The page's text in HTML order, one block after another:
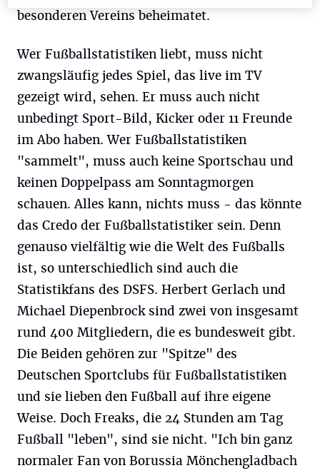
besonderen Vereins beheimatet.
Wer Fußballstatistiken liebt, muss nicht
zwangsläufig jedes Spiel, das live im TV
gezeigt wird, sehen. Er muss auch nicht
unbedingt Sport-Bild, Kicker oder 11 Freunde
im Abo haben. Wer Fußballstatistiken
"sammelt", muss auch keine Sportschau und
keinen Doppelpass am Sonntagmorgen
schauen. Alles kann, nichts muss - das könnte
das Credo der Fußballstatistiker sein. Denn
genauso vielfältig wie die Welt des Fußballs
ist, so unterschiedlich sind auch die
Statistikfans des DSFS. Herbert Gerlach und
Michael Diepenbrock sind zwei von insgesamt
rund 400 Mitgliedern, die es bundesweit gibt.
Die Beiden gehören zur "Spitze" des
Deutschen Sportclubs für Fußballstatistiken
und sie lieben den Fußball auf ihre eigene
Weise. Doch Freaks, die 24 Stunden am Tag
Fußball "leben", sind sie nicht. "Ich bin ganz
normaler Fan von Borussia Mönchengladbach